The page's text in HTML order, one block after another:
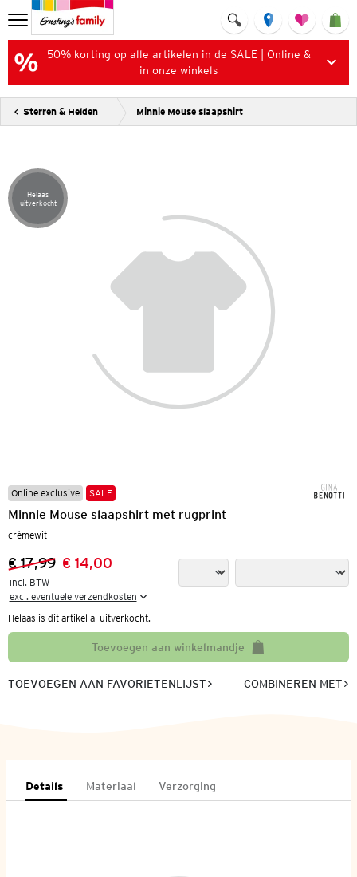
50% korting op alle artikelen in de SALE | Online &
in onze winkels
Sterren & Helden Minnie Mouse slaapshirt
Artikel helaas uitverkocht
Helaas
uitverkocht
Online exclusive SALE
Minnie Mouse slaapshirt met rugprint
crèmewit
Vorige prijs:
€ 17,99
Nieuwe prijs:
€ 14,00
incl. BTW
excl. eventuele verzendkosten
Helaas is dit artikel al uitverkocht.
Toevoegen aan winkelmandje
TOEVOEGEN AAN FAVORIETENLIJST COMBINEREN MET
Details Materiaal Verzorging